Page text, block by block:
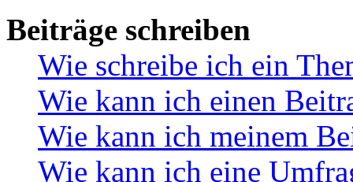
Beiträge schreiben
Wie schreibe ich ein
Wie kann ich einen
Wie kann ich meinem
Wie kann ich eine